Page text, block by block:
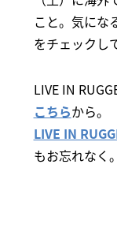
こと。気にな
をチェックし
LIVE IN
こちらから。
LIVE IN
もお忘れなく。